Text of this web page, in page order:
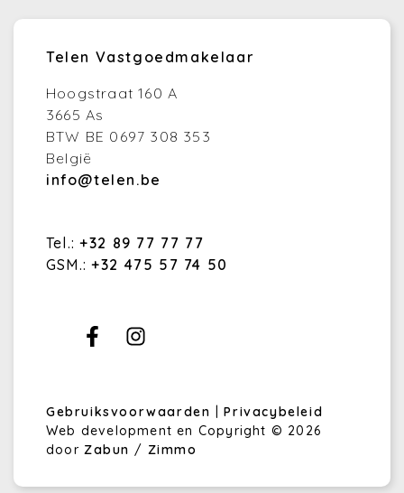
Telen Vastgoedmakelaar
Hoogstraat 160 A
3665 As
BTW BE 0697 308 353
België
info@telen.be
Tel.: +32 89 77 77 77
GSM.: +32 475 57 74 50
Gebruiksvoorwaarden |Privacybeleid
Web development en Copyright © 2026
door Zabun / Zimmo